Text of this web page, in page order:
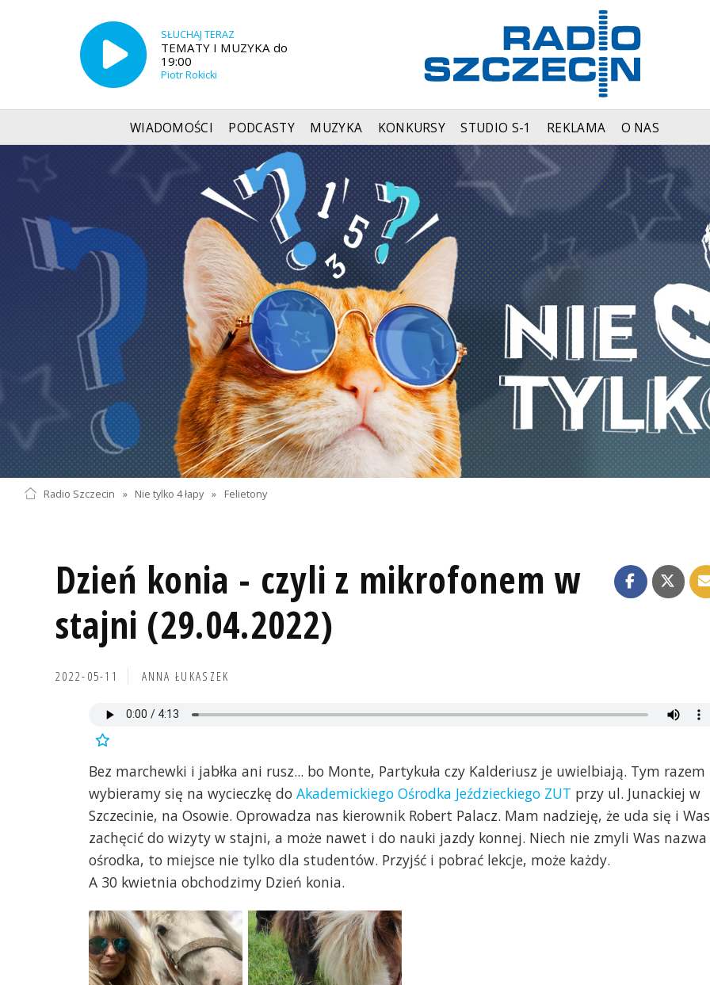
SŁUCHAJ TERAZ
TEMATY I MUZYKA do
19:00
Piotr Rokicki
WIADOMOŚCI PODCASTY MUZYKA KONKURSY STUDIO S-1 REKLAMA O NAS
Radio Szczecin » Nie tylko 4 łapy » Felietony
Dzień konia - czyli z mikrofonem w
stajni (29.04.2022)
2022-05-11 ANNA ŁUKASZEK
Bez marchewki i jabłka ani rusz... bo Monte, Partykuła czy Kalderiusz je uwielbiają. Tym razem
wybieramy się na wycieczkę do Akademickiego Ośrodka Jeździeckiego ZUT przy ul. Junackiej w
Szczecinie, na Osowie. Oprowadza nas kierownik Robert Palacz. Mam nadzieję, że uda się i Was
zachęcić do wizyty w stajni, a może nawet i do nauki jazdy konnej. Niech nie zmyli Was nazwa
ośrodka, to miejsce nie tylko dla studentów. Przyjść i pobrać lekcje, może każdy.
A 30 kwietnia obchodzimy Dzień konia.